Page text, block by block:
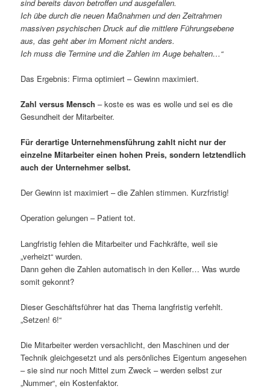
sind bereits davon betroffen und ausgefallen.
Ich übe durch die neuen Maßnahmen und den Zeitrahmen
massiven psychischen Druck auf die mittlere Führungsebene
aus, das geht aber im Moment nicht anders.
Ich muss die Termine und die Zahlen im Auge behalten…“
Das Ergebnis: Firma optimiert – Gewinn maximiert.
Zahl versus Mensch – koste es was es wolle und sei es die
Gesundheit der Mitarbeiter.
Für derartige Unternehmensführung zahlt nicht nur der
einzelne Mitarbeiter einen hohen Preis, sondern letztendlich
auch der Unternehmer selbst.
Der Gewinn ist maximiert – die Zahlen stimmen. Kurzfristig!
Operation gelungen – Patient tot.
Langfristig fehlen die Mitarbeiter und Fachkräfte, weil sie
„verheizt“ wurden.
Dann gehen die Zahlen automatisch in den Keller… Was wurde
somit gekonnt?
Dieser Geschäftsführer hat das Thema langfristig verfehlt.
„Setzen! 6!“
Die Mitarbeiter werden versachlicht, den Maschinen und der
Technik gleichgesetzt und als persönliches Eigentum angesehen
– sie sind nur noch Mittel zum Zweck – werden selbst zur
„Nummer“, ein Kostenfaktor.